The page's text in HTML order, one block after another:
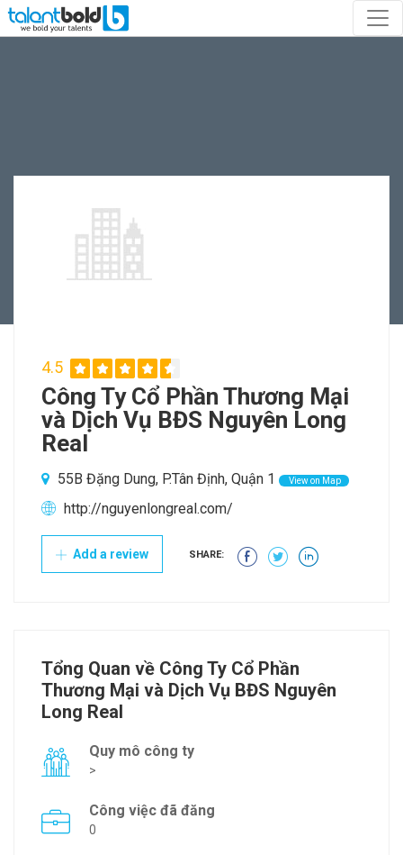
4.5
Công Ty Cổ Phần Thương Mại
và Dịch Vụ BĐS Nguyên Long
Real
55B Đặng Dung, P.Tân Định, Quận 1 View on Map
http://nguyenlongreal.com/
Add a review SHARE:
Tổng Quan về Công Ty Cổ Phần
Thương Mại và Dịch Vụ BĐS Nguyên
Long Real
Quy mô công ty
>
Công việc đã đăng
0